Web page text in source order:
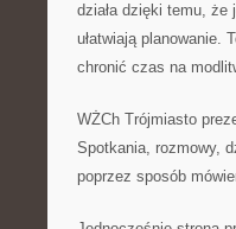
działa dzięki temu,
ułatwiają planowanie.
chronić czas na
WŻCh Trójmiasto
Spotkania, rozmowy,
poprzez sposób